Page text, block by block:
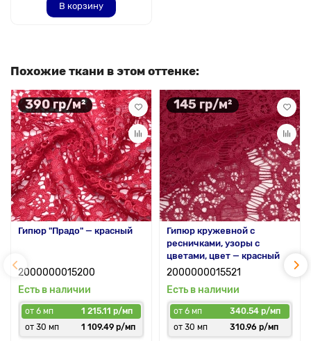
В корзину
Похожие ткани в этом оттенке:
390 гр/м²
Гипюр "Прадо" — красный
2000000015200
Есть в наличии
от 6 мп
1 215.11 р/мп
от 30 мп
1 109.49 р/мп
145 гр/м²
Гипюр кружевной с
ресничками, узоры с
цветами, цвет — красный
2000000015521
Есть в наличии
от 6 мп
340.54 р/мп
от 30 мп
310.96 р/мп